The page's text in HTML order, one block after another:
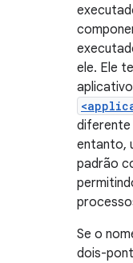
ele. Ele
diferente
entanto,
padrão
Se o
dois-